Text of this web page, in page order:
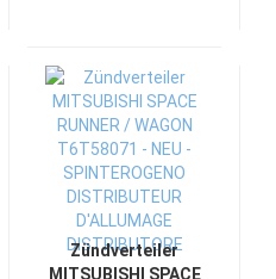
Zündverteiler
MITSUBISHI SPACE